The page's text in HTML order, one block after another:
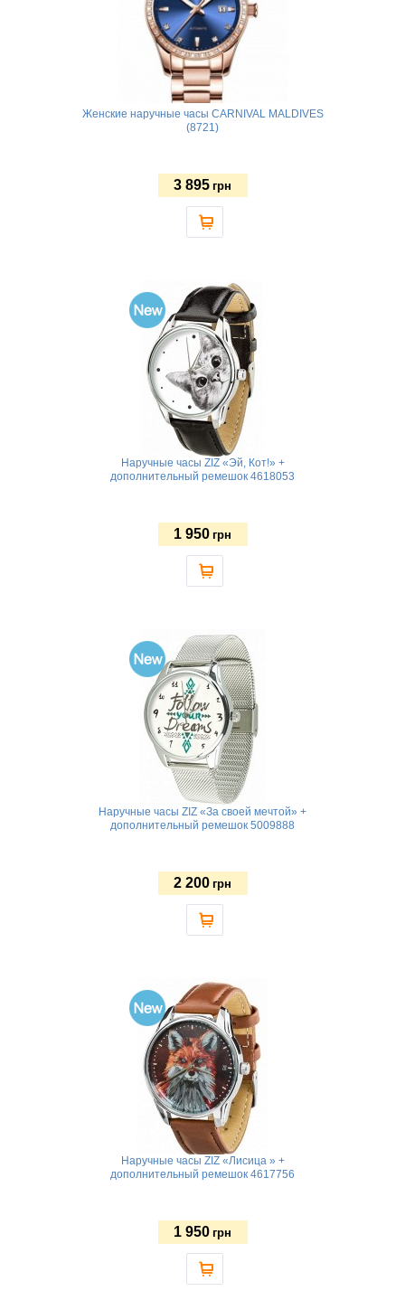
Женские наручные часы CARNIVAL MALDIVES
(8721)
3 895 грн
Наручные часы ZIZ «Эй, Кот!» +
дополнительный ремешок 4618053
1 950 грн
Наручные часы ZIZ «За своей мечтой» +
дополнительный ремешок 5009888
2 200 грн
Наручные часы ZIZ «Лисица » +
дополнительный ремешок 4617756
1 950 грн